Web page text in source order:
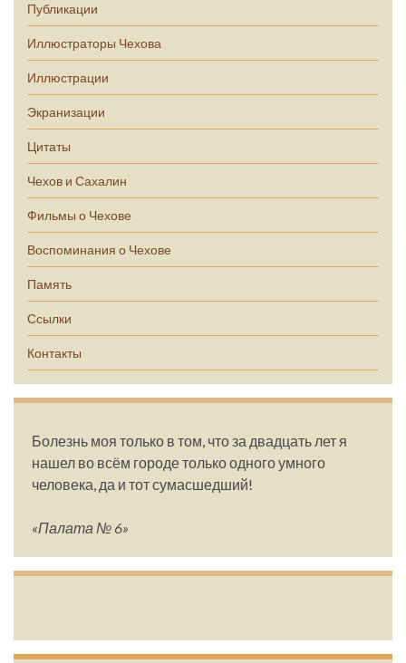
Публикации
Иллюстраторы Чехова
Иллюстрации
Экранизации
Цитаты
Чехов и Сахалин
Фильмы о Чехове
Воспоминания о Чехове
Память
Ссылки
Контакты
Болезнь моя только в том, что за двадцать лет я
нашел во всём городе только одного умного
человека, да и тот сумасшедший!
«Палата № 6»